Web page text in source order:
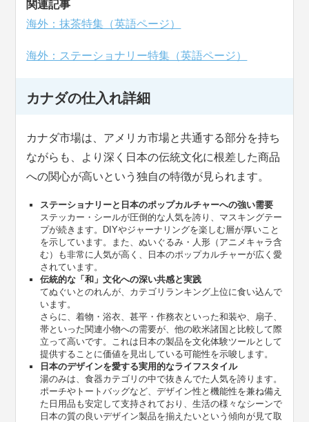
関連記事
海外：抹茶特集（英語ページ）
海外：ステーショナリー特集（英語ページ）
カナダの仕入れ詳細
カナダ市場は、アメリカ市場と共通する部分を持ち
ながらも、より深く日本の伝統文化に根差した商品
への関心が高いという独自の特徴が見られます。
ステーショナリーと日本のポップカルチャーへの強い需要
ステッカー・シールが圧倒的な人気を誇り、マスキングテー
プが続きます。DIYやジャーナリングを楽しむ層が厚いこと
を示しています。また、ぬいぐるみ・人形（アニメキャラ含
む）も非常に人気が高く、日本のポップカルチャーが広く愛
されています。
伝統的な「和」文化への深い共感と実践
てぬぐいとのれんが、カテゴリランキング上位に食い込んで
います。
さらに、着物・浴衣、甚平・作務衣といった和装や、扇子、
帯といった関連小物への需要が、他の欧米諸国と比較して際
立って高いです。これは日本の製品を文化体験ツールとして
提供することに価値を見出している可能性を示唆します。
日本のデザインを愛する実用的なライフスタイル
湯のみは、食器カテゴリの中で抜きんでた人気を誇ります。
ポーチやトートバッグなど、デザイン性と機能性を兼ね備え
た日用品も安定して支持されており、生活の様々なシーンで
日本の質の良いデザイン製品を揃えたいという傾向が見て取